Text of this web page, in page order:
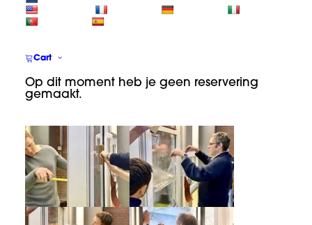
Cart
Op dit moment heb je geen reservering
gemaakt.
tijdens Appcademy
Windowfilm cursus
13/10/2023 |